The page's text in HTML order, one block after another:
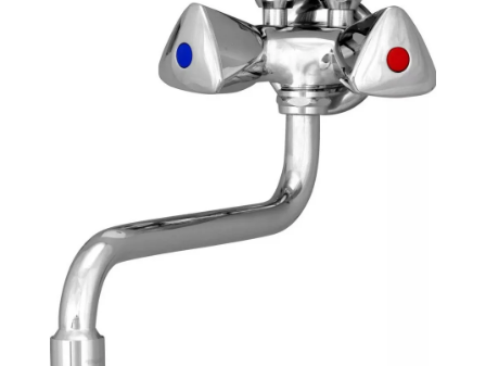
PRÍSLUŠENSTVO K SPRCHOVÝM KÚTOM A
NÁHRADNÉ DIELY
Doprava a Platby
Reklamačný poriadok
Ochrana osobných údajov GDPR